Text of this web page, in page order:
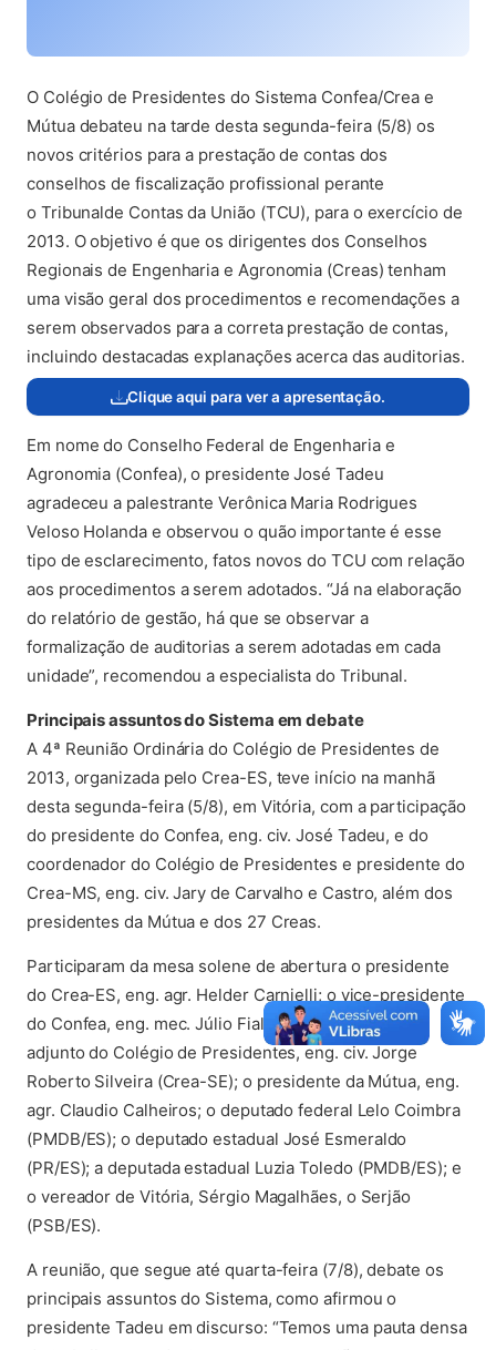
O Colégio de Presidentes do Sistema Confea/Crea e
Mútua debateu na tarde desta segunda-feira (5/8) os
novos critérios para a prestação de contas dos
conselhos de fiscalização profissional perante
o Tribunalde Contas da União (TCU), para o exercício de
2013. O objetivo é que os dirigentes dos Conselhos
Regionais de Engenharia e Agronomia (Creas) tenham
uma visão geral dos procedimentos e recomendações a
serem observados para a correta prestação de contas,
incluindo destacadas explanações acerca das auditorias.
Clique aqui para ver a apresentação.
(abre em nova aba)
Em nome do Conselho Federal de Engenharia e
Agronomia (Confea), o presidente José Tadeu
agradeceu a palestrante Verônica Maria Rodrigues
Veloso Holanda e observou o quão importante é esse
tipo de esclarecimento, fatos novos do TCU com relação
aos procedimentos a serem adotados. “Já na elaboração
do relatório de gestão, há que se observar a
formalização de auditorias a serem adotadas em cada
unidade”, recomendou a especialista do Tribunal.
Principais assuntos do Sistema em debate
A 4ª Reunião Ordinária do Colégio de Presidentes de
2013, organizada pelo Crea-ES, teve início na manhã
desta segunda-feira (5/8), em Vitória, com a participação
do presidente do Confea, eng. civ. José Tadeu, e do
coordenador do Colégio de Presidentes e presidente do
Crea-MS, eng. civ. Jary de Carvalho e Castro, além dos
presidentes da Mútua e dos 27 Creas.
Participaram da mesa solene de abertura o presidente
do Crea-ES, eng. agr. Helder Carnielli; o vice-presidente
do Confea, eng. mec. Júlio Fialkoski; o coordenador
adjunto do Colégio de Presidentes, eng. civ. Jorge
Roberto Silveira (Crea-SE); o presidente da Mútua, eng.
agr. Claudio Calheiros; o deputado federal Lelo Coimbra
(PMDB/ES); o deputado estadual José Esmeraldo
(PR/ES); a deputada estadual Luzia Toledo (PMDB/ES); e
o vereador de Vitória, Sérgio Magalhães, o Serjão
(PSB/ES).
A reunião, que segue até quarta-feira (7/8), debate os
principais assuntos do Sistema, como afirmou o
presidente Tadeu em discurso: “Temos uma pauta densa